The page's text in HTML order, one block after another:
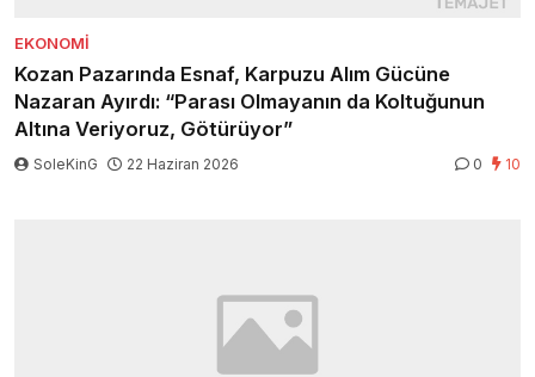
EKONOMI
Kozan Pazarında Esnaf, Karpuzu Alım Gücüne
Nazaran Ayırdı: “Parası Olmayanın da Koltuğunun
Altına Veriyoruz, Götürüyor”
SoleKinG 22 Haziran 2026 0 10